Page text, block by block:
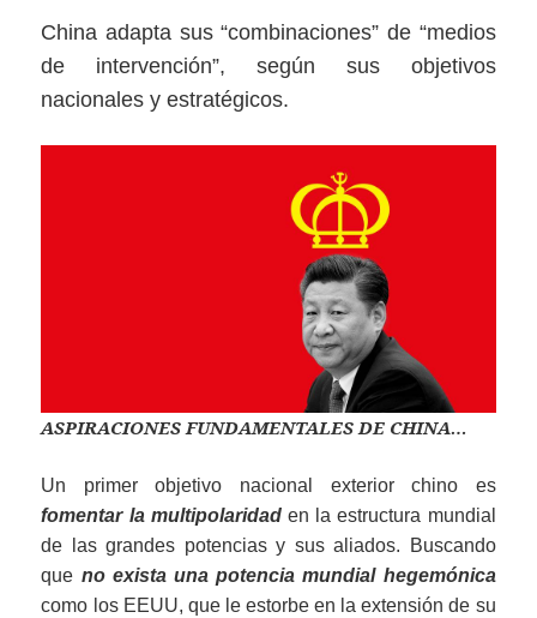
China adapta sus “combinaciones” de “medios
de intervención”, según sus objetivos
nacionales y estratégicos.
ASPIRACIONES FUNDAMENTALES DE CHINA…
Un primer objetivo nacional exterior chino es
fomentar la multipolaridaden la estructura mundial
de las grandes potencias y sus aliados. Buscando
que no exista una potencia mundial hegemónica
como los EEUU, que le estorbe en la extensión de su